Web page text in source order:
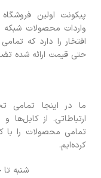
پیکونت اولین
واردات محصولات شبکه
افتخار را دارد که
حتی قیمت ارائه شده
ما در اینجا تمامی
ارتباطاتی. از کابل‌ها
تمامی محصولات را با
کرده‌ایم.
شنبه تا